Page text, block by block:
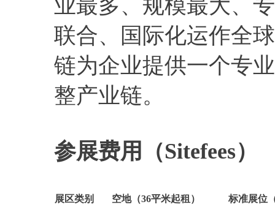
业最多、规模最大、
联合、国际化运作全
链为企业提供一个专
整产业链。
参展费用（Sitefees）
展区类别 空地（36平米起租）
标准展位